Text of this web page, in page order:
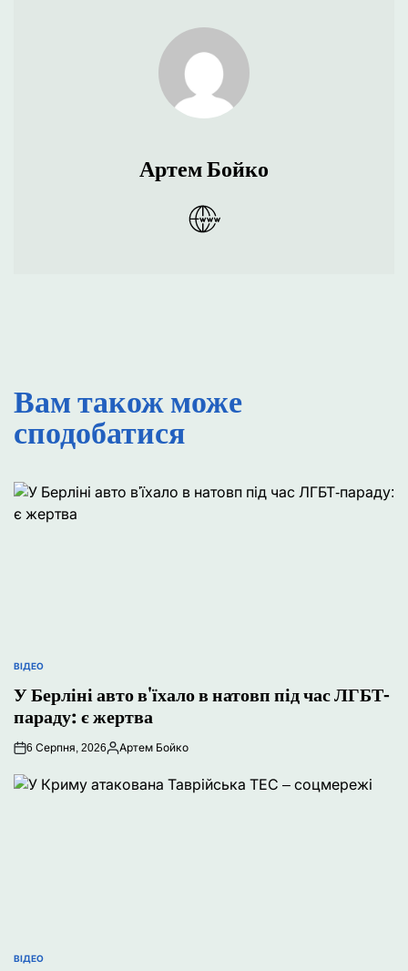
Артем Бойко
Вам також може
сподобатися
ОПУБЛІКУВАТИ
ВІДЕО
У Берліні авто в'їхало в натовп під час ЛГБТ-
параду: є жертва
6 Серпня, 2026
Опубліковано
Артем Бойко
ОПУБЛІКУВАТИ
ВІДЕО